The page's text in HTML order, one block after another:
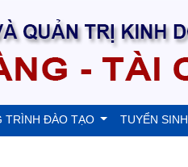
TRÌNH ĐÀO TẠO TUYỂN SINH